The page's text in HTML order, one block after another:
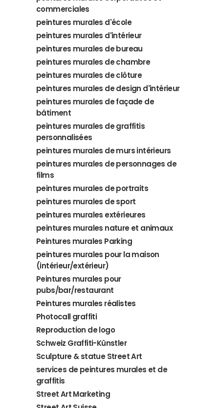
commerciales
peintures murales d'école
peintures murales d'intérieur
peintures murales de bureau
peintures murales de chambre
peintures murales de clôture
peintures murales de design d'intérieur
peintures murales de façade de
bâtiment
peintures murales de graffitis
personnalisées
peintures murales de murs intérieurs
peintures murales de personnages de
films
peintures murales de portraits
peintures murales de sport
peintures murales extérieures
peintures murales nature et animaux
Peintures murales Parking
peintures murales pour la maison
(intérieur/extérieur)
Peintures murales pour
pubs/bar/restaurant
Peintures murales réalistes
Photocall graffiti
Reproduction de logo
Schweiz Graffiti-Künstler
Sculpture & statue Street Art
services de peintures murales et de
graffitis
Street Art Marketing